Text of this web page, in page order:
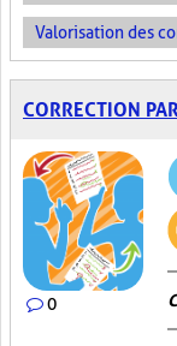
Valorisation des
CORRECTION
0